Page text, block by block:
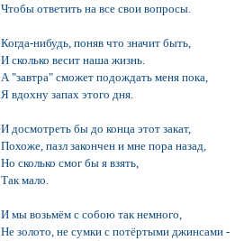
Чтобы ответить на все свои вопросы.
Когда-нибудь, поняв что значит быть,
И сколько весит наша жизнь.
А "завтра" сможет подождать меня пока,
Я вдохну запах этого дня.
И досмотреть бы до конца этот закат,
Похоже, пазл закончен и мне пора назад,
Но сколько смог бы я взять,
Так мало.
И мы возьмём с собою так немного,
Не золото, не сумки с потёртыми джинсами -